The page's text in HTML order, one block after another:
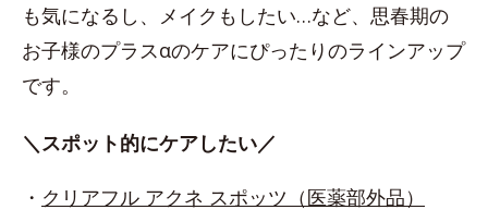
も気になるし、メイクもしたい…など、思春期の
お子様のプラスαのケアにぴったりのラインアップ
です。
＼スポット的にケアしたい／
・ クリアフル アクネ スポッツ（医薬部外品）